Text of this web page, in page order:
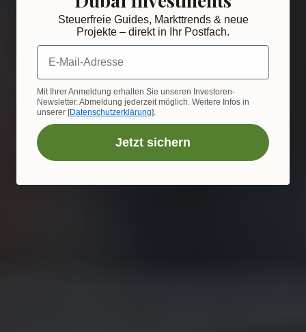
Steuerfreie Guides, Markttrends & neue
Projekte – direkt in Ihr Postfach.
E-Mail-Adresse
Mit Ihrer Anmeldung erhalten Sie unseren Investoren-
Newsletter. Abmeldung jederzeit möglich. Weitere Infos in
unserer [Datenschutzerklärung].
Jetzt sichern